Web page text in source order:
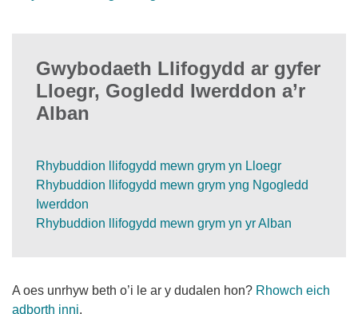
Gwybodaeth Llifogydd ar gyfer
Lloegr, Gogledd Iwerddon a’r
Alban
Rhybuddion llifogydd mewn grym yn Lloegr
Rhybuddion llifogydd mewn grym yng Ngogledd
Iwerddon
Rhybuddion llifogydd mewn grym yn yr Alban
A oes unrhyw beth o’i le ar y dudalen hon? Rhowch eich
adborth inni.